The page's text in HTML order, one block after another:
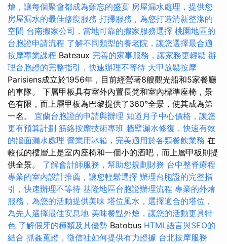
燴，讓每個聚會都成為難忘的盛宴 房屋漏水處理，提供您
房屋漏水的最佳修復服務 打掃服務，為您打造清新整潔的
空間 台南搬家公司，當地可靠的搬家服務選擇 桃園地區的
台胞證申請流程 了解不同類型的養老院，讓您選擇最合適
按摩專業課程 Bateaux 完善的家事服務，讓家務更輕鬆 辦
理台胞證的完整指引，快速辦理不等待 大甲放鬆按摩
Parisiens成立於1956年，目前經營著8艘觀光船和5家餐廳
的車隊。 下層甲板具有室外內置長凳和室內標準座椅，景
色有限，而上層甲板為巴黎提供了360°全景，使其成為第
一名。 宜蘭台胞證的申請與辦理 知道月子中心價格，讓您
更有預算計劃 筋絡按摩技術專班 牆壁漏水修復，快速有效
的牆面漏水處理 營業用冰箱，完美適用於各類餐飲業務 在
較低的樓層上是室內座椅和一個小的酒吧，而上層甲板則提
供全景。 了解會計師服務，幫助您規劃財務 台中整脊療程
專業的室內設計推薦，讓您輕鬆選擇 辦理台胞證的完整指
引，快速辦理不等待 基隆地區台胞證辦理流程 專業的外燴
服務，為您的活動提供美味 塔位風水，選擇適合的塔位，
為先人選擇最佳安息地 美味餐點外燴，讓您的活動更具特
色 了解假牙的種類及其優勢 Batobus HTML語言與SEO的
結合 抓姦蒐證，徵信社如何提供有力證據 台北按摩服務